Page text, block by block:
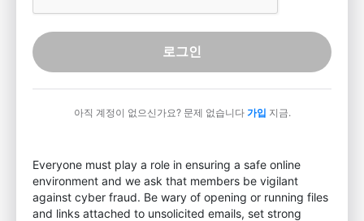
로그인
아직 계정이 없으신가요? 문제 없습니다 가입 지금.
Everyone must play a role in ensuring a safe online
environment and we ask that members be vigilant
against cyber fraud. Be wary of opening or running files
and links attached to unsolicited emails, set strong